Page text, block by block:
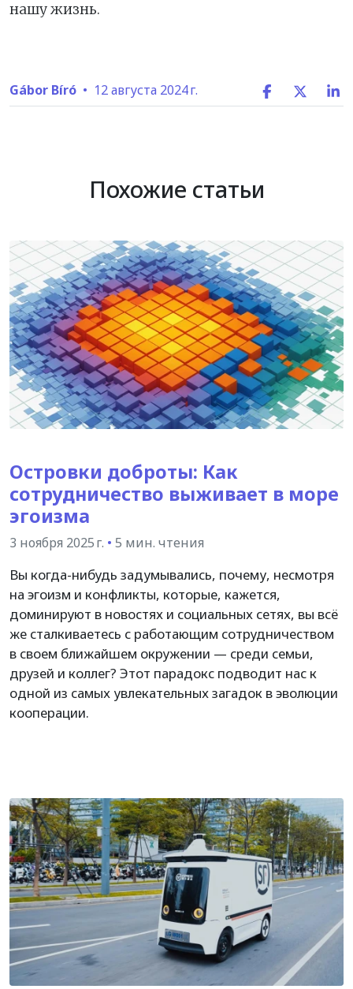
нашу жизнь.
Gábor Bíró • 12 августа 2024 г.
Похожие статьи
Островки доброты: Как
сотрудничество выживает в море
эгоизма
3 ноября 2025 г. • 5 мин. чтения
Вы когда-нибудь задумывались, почему, несмотря
на эгоизм и конфликты, которые, кажется,
доминируют в новостях и социальных сетях, вы всё
же сталкиваетесь с работающим сотрудничеством
в своем ближайшем окружении — среди семьи,
друзей и коллег? Этот парадокс подводит нас к
одной из самых увлекательных загадок в эволюции
кооперации.